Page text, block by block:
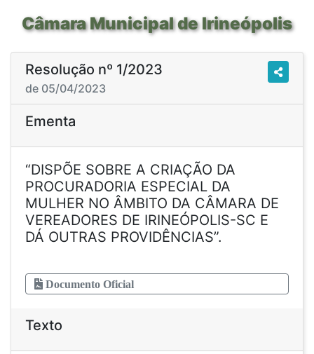
Câmara Municipal de Irineópolis
Resolução nº 1/2023
de 05/04/2023
Ementa
“DISPÕE SOBRE A CRIAÇÃO DA
PROCURADORIA ESPECIAL DA
MULHER NO ÂMBITO DA CÂMARA DE
VEREADORES DE IRINEÓPOLIS-SC E
DÁ OUTRAS PROVIDÊNCIAS”.
Documento Oficial
Texto